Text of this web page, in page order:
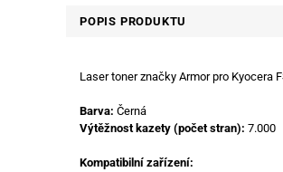
POPIS PRODUKTU
Laser toner značky Armor pro Kyocera
Barva: Černá
Výtěžnost kazety (počet stran): 7.000
Kompatibilní zařízení: